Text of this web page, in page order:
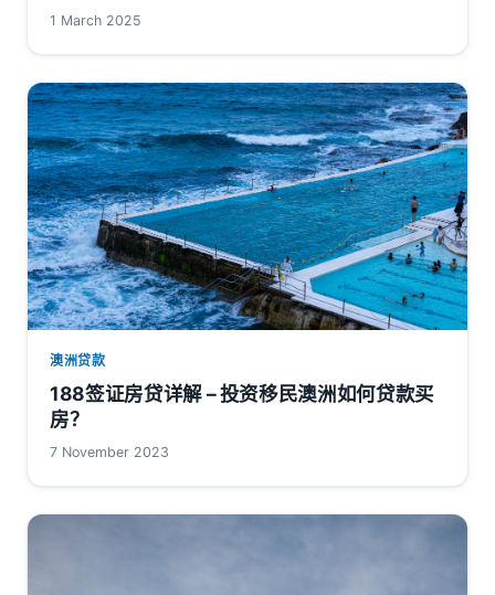
1 March 2025
澳洲贷款
188签证房贷详解 – 投资移民澳洲如何贷款买
房？
7 November 2023